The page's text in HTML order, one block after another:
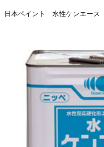
日本ペイント 水性ケンエース